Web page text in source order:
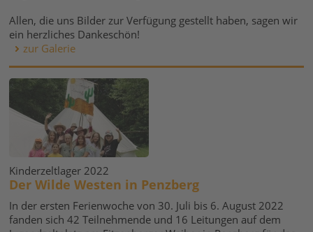
Allen, die uns Bilder zur Verfügung gestellt haben, sagen wir
ein herzliches Dankeschön!
zur Galerie
Kinderzeltlager 2022
Der Wilde Westen in Penzberg
In der ersten Ferienwoche von 30. Juli bis 6. August 2022
fanden sich 42 Teilnehmende und 16 Leitungen auf dem